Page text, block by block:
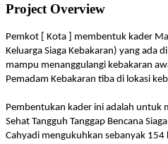
Project Overview
Pemkot [ Kota ] membentuk kader
Keluarga Siaga Kebakaran) yang ada
mampu menanggulangi kebakaran
Pemadam Kebakaran tiba di lokasi
Pembentukan kader ini adalah untuk
Sehat Tangguh Tanggap Bencana
Cahyadi mengukuhkan sebanyak